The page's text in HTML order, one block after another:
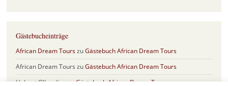
Gästebucheinträge
African Dream TourszuGästebuch African Dream Tours
African Dream Tours zuGästebuch African Dream Tours
Helmut OlberdingzuGästebuch African Dream Tours